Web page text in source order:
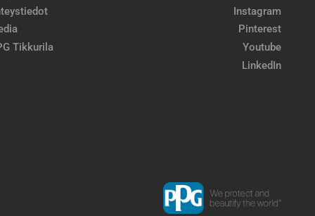
Tikkurila
Instagram
Pinterest
Youtube
LinkedIn